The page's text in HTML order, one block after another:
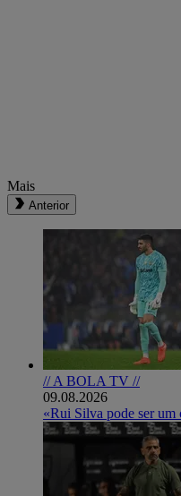
Mais
Anterior
// A BOLA TV //
09.08.2026
«Rui Silva pode ser um